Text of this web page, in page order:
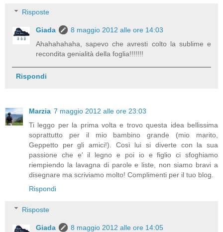
Risposte
Giada
8 maggio 2012 alle ore 14:03
Ahahahahaha, sapevo che avresti colto la sublime e
recondita genialità della foglia!!!!!!!
Rispondi
Marzia 7 maggio 2012 alle ore 23:03
Ti leggo per la prima volta e trovo questa idea bellissima
soprattutto per il mio bambino grande (mio marito,
Geppetto per gli amici!). Così lui si diverte con la sua
passione che e' il legno e poi io e figlio ci sfoghiamo
riempiendo la lavagna di parole e liste, non siamo bravi a
disegnare ma scriviamo molto! Complimenti per il tuo blog.
Rispondi
Risposte
Giada
8 maggio 2012 alle ore 14:05